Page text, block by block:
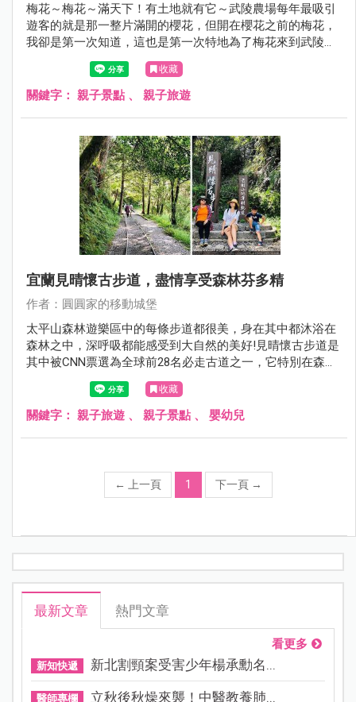
梅花～梅花～滿天下！有土地就有它～​​​​​​​武陵農場每年最吸引
遊客的就是那一整片滿開的櫻花，但開在櫻花之前的梅花，
我卻是第一次知道，這也是第一次特地為了梅花來到武陵農
場，原來，梅花真的好香，空氣中那股自然的梅花飄香，聞
起來真的好舒服！
收藏
關鍵字： 親子景點 、 親子旅遊
宜蘭見晴懷古步道，盡情享受森林芬多精
作者：圓圓家的移動城堡
太平山森林遊樂區中的每條步道都很美，身在其中都沐浴在
森林之中，深呼吸都能感受到大自然的美好!見晴懷古步道是
其中被CNN票選為全球前28名必走古道之一，它特別在森林
裡的廢棄鐵軌，地表上植披豐富，全程幾乎不會日曬，走起
來又相當好走，算是高山中相當親民的一條步道！全程2.25
公里，可惜的是2013年因颱風而被摧毀，目前僅修復到前
收藏
關鍵字： 親子旅遊 、 親子景點 、 嬰幼兒
← 上一頁 1 下一頁 →
最新文章 熱門文章
看更多
新知快遞 新北割頸案受害少年楊承勳名...
醫師專欄 立秋後秋燥來襲！中醫教養肺...